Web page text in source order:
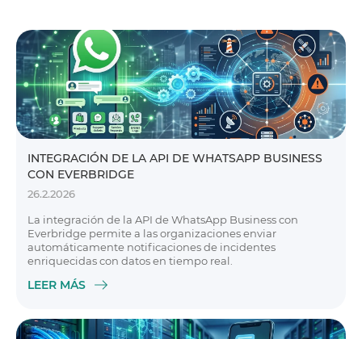
INTEGRACIÓN DE LA API DE WHATSAPP BUSINESS
CON EVERBRIDGE
26.2.2026
La integración de la API de WhatsApp Business con
Everbridge permite a las organizaciones enviar
automáticamente notificaciones de incidentes
enriquecidas con datos en tiempo real.
LEER MÁS